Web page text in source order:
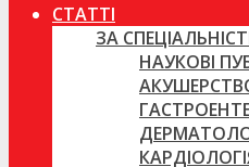
СТАТТІ
ЗА
НАУКОВІ